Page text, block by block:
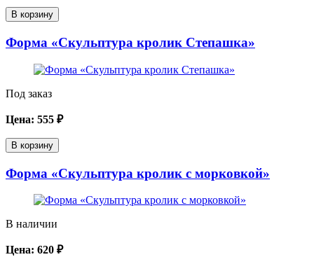
В корзину
Форма «Скульптура кролик Степашка»
Под заказ
Цена: 555 ₽
В корзину
Форма «Скульптура кролик с морковкой»
В наличии
Цена: 620 ₽